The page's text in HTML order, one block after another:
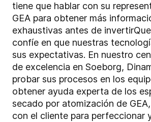
tiene que hablar con su
GEA para obtener más
exhaustivas antes de invertir
confíe en que nuestras
sus expectativas. En nuestro
de excelencia en Soeborg,
probar sus procesos en los
obtener ayuda experta de los
secado por atomización de
con el cliente para perfeccionar